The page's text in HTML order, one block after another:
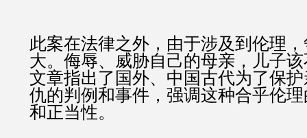
此案在法律之外，由于涉及到伦理
大。侮辱、威胁自己的母亲，儿子
文章指出了国外、中国古代为了保
仇的判例和事件，强调这种合乎伦
和正当性。